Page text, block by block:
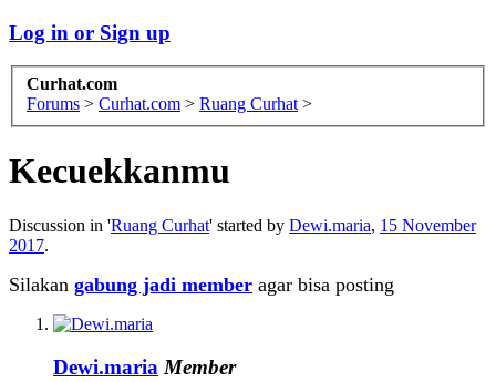
Log in or Sign up
Curhat.com
Forums > Curhat.com > Ruang Curhat >
Kecuekkanmu
Discussion in 'Ruang Curhat' started by Dewi.maria, 15 November
2017.
Silakan gabung jadi member agar bisa posting
Dewi.maria Member